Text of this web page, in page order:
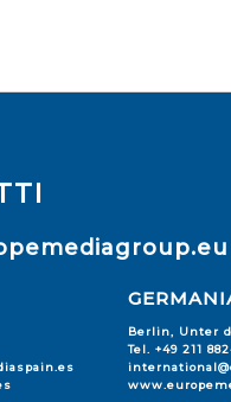
Berlin, Unter
Tel. +49 211